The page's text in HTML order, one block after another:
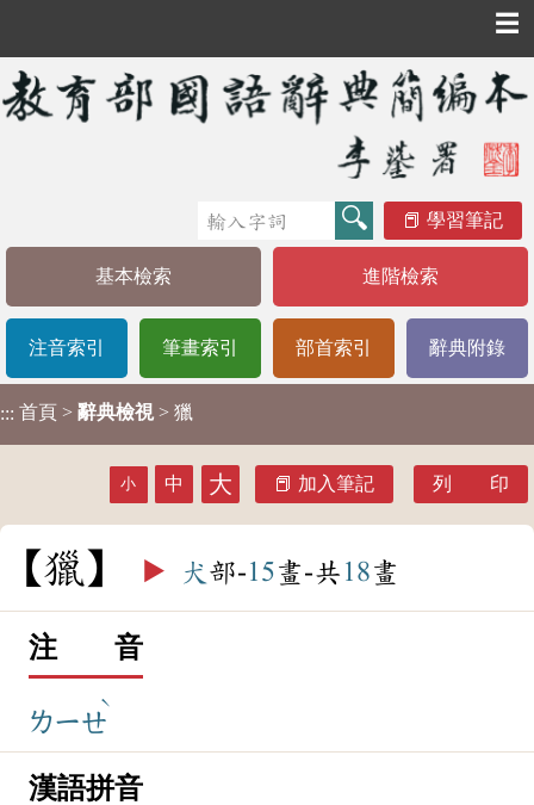
☰
學習筆記
基本檢索 進階檢索
注音索引 筆畫索引 部首索引 辭典附錄
::: 首頁 > 辭典檢視 > 獵
小 中 大 加入筆記 列 印
獵 ▶️ 犬 部-15畫-共 18畫
注 音
ㄌㄧㄝ
ˋ
漢語拼音